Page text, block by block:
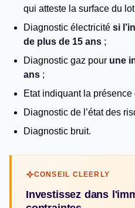
qui atteste la surface du
Diagnostic électricité si
de plus de 15 ans ;
Diagnostic gaz pour une
ans ;
Etat indiquant la présence
Diagnostic de l’état des
Diagnostic bruit.
CONSEIL CLEERLY
Investissez dans